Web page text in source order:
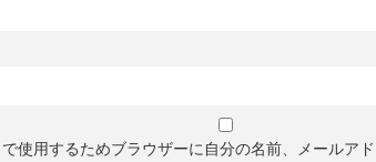
使用するためブラウザーに自分の名前、メールア